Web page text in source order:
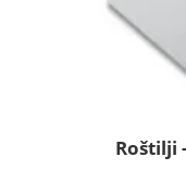
Roštilji